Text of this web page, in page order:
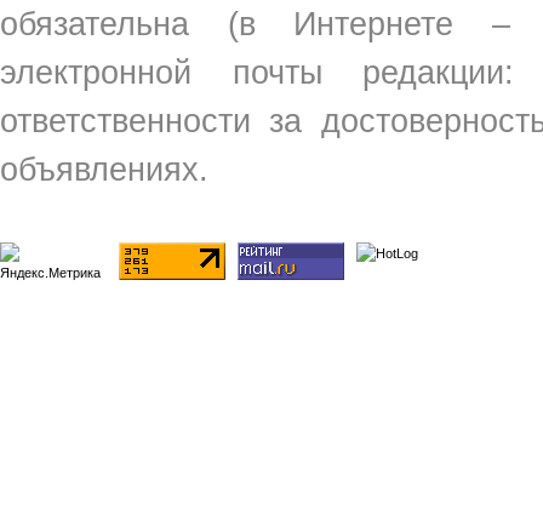
обязательна (в Интернете
электронной почты
ответственности за
объявлениях.